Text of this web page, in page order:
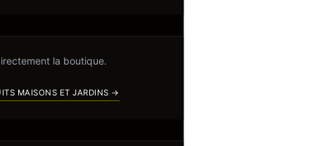
la boutique.
MAISONS ET JARDINS →